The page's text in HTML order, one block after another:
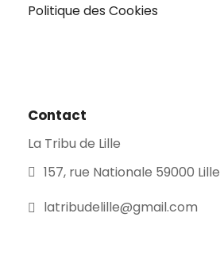
Politique des Cookies
Contact
La Tribu de Lille
157, rue Nationale 59000 Lille
latribudelille@gmail.com